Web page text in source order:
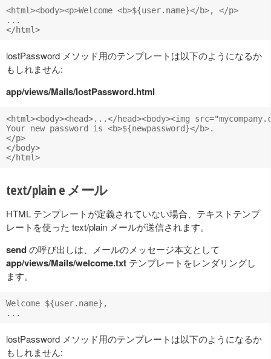
<html><body><p>Welcome <b>${user.name}</b>, </p>
...
lostPassword メソッド用のテンプレートは以下のようになるか
もしれません:
app/views/Mails/lostPassword.html
<html><body><head>...</head><body><img
Your new password is <b>${newpassword}</b>.
</p>
</body>
text/plain e メール
HTML テンプレートが定義されていない場合、テキストテンプ
レートを使った text/plain メールが送信されます。
sendの呼び出しは、メールのメッセージ本文として
app/views/Mails/welcome.txt テンプレートをレンダリングし
ます。
Welcome ${user.name},
lostPassword メソッド用のテンプレートは以下のようになるか
もしれません: